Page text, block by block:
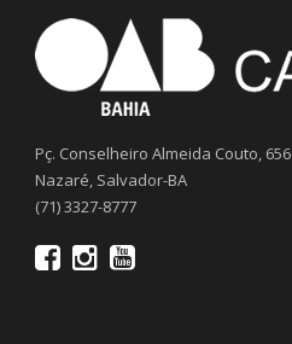
Pç. Conselheiro Almeida Couto, 656
Nazaré, Salvador-BA
(71) 3327-8777